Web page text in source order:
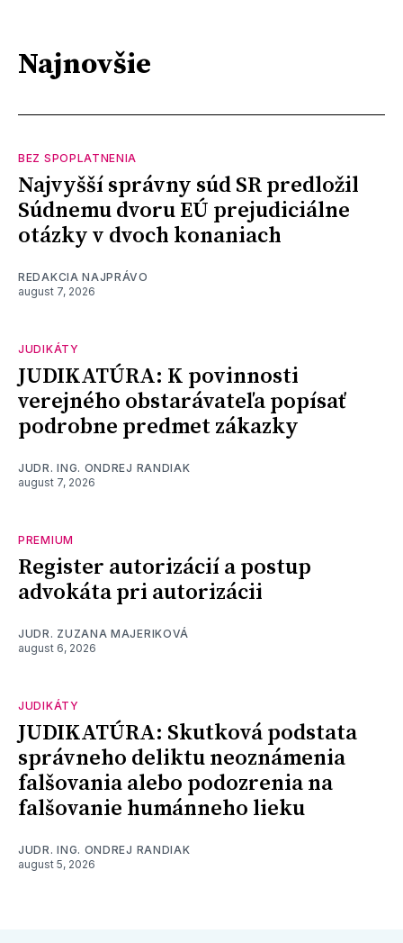
Najnovšie
BEZ SPOPLATNENIA
Najvyšší správny súd SR predložil
Súdnemu dvoru EÚ prejudiciálne
otázky v dvoch konaniach
REDAKCIA NAJPRÁVO
august 7, 2026
JUDIKÁTY
JUDIKATÚRA: K povinnosti
verejného obstarávateľa popísať
podrobne predmet zákazky
JUDR. ING. ONDREJ RANDIAK
august 7, 2026
PREMIUM
Register autorizácií a postup
advokáta pri autorizácii
JUDR. ZUZANA MAJERIKOVÁ
august 6, 2026
JUDIKÁTY
JUDIKATÚRA: Skutková podstata
správneho deliktu neoznámenia
falšovania alebo podozrenia na
falšovanie humánneho lieku
JUDR. ING. ONDREJ RANDIAK
august 5, 2026